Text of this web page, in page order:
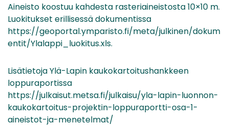
Aineisto koostuu kahdesta rasteriaineistosta 10×10 m.
Luokitukset erillisessä dokumentissa
https://geoportal.ymparisto.fi/meta/julkinen/dokum
entit/Ylalappi_luokitus.xls.
Lisätietoja Ylä-Lapin kaukokartoitushankkeen
loppuraportissa
https://julkaisut.metsa.fi/julkaisu/yla-lapin-luonnon-
kaukokartoitus-projektin-loppuraportti-osa-1-
aineistot-ja-menetelmat/